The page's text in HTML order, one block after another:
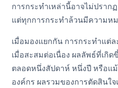
การกระทำเหล่านี้อาจไม่ปราก
แต่ทุกการกระทำล้วนมีความห
เมื่อมองแยกกัน การกระทำแต่
เมื่อสะสมต่อเนื่อง ผลลัพธ์ที่เกิ
ตลอดหนึ่งสัปดาห์ หนึ่งปี หรือแ
องค์กร ผลรวมของการตัดสินใ